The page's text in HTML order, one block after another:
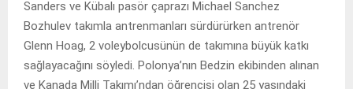
Sanders ve Kübalı pasör çaprazı Michael Sanchez
Bozhulev takımla antrenmanları sürdürürken antrenör
Glenn Hoag, 2 voleybolcusünün de takımına büyük katkı
sağlayacağını söyledi. Polonya’nın Bedzin ekibinden alınan
ve Kanada Milli Takımı’ndan öğrencisi olan 25 yaşındaki